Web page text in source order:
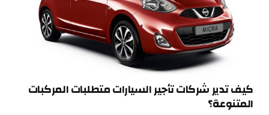
كيف تدير شركات تأجير السيارات متطلبات المركبات
المتنوعة؟